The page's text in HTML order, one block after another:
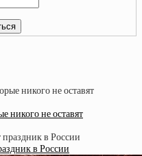
никого не оставят
в России